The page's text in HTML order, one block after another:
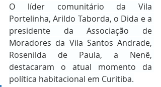
O líder comunitário da Vila
Portelinha, Arildo Taborda, o Dida e a
presidente da Associação de
Moradores da Vila Santos Andrade,
Rosenilda de Paula, a Nenê,
destacaram o atual momento da
política habitacional em Curitiba.